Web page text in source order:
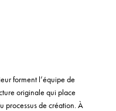
forment l’équipe de
originale qui place
processus de création. À